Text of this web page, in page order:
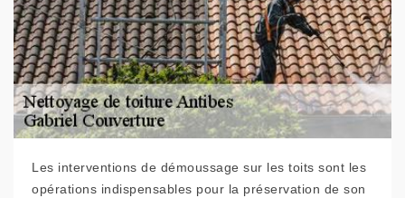
Les interventions de démoussage sur les toits sont les
opérations indispensables pour la préservation de son